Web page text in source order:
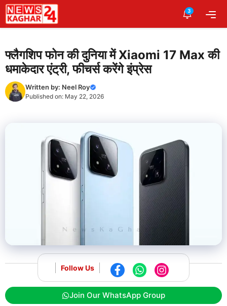
Skip
to
content
3
फ्लैगशिप फोन की दुनिया में Xiaomi 17 Max की
धमाकेदार एंट्री, फीचर्स करेंगे इंप्रेस
Written by: Neel Roy
Published on: May 22, 2026
Follow Us
Join Our WhatsApp Group